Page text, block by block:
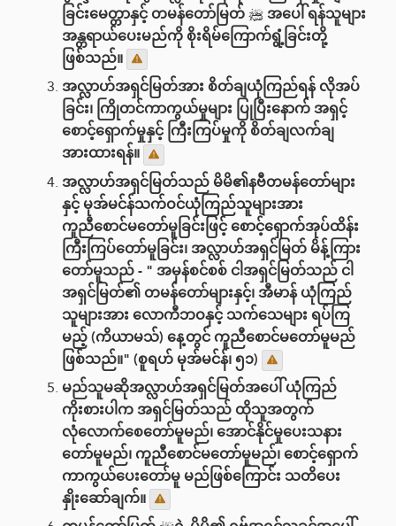
ခြင်းမေတ္တာနှင့် တမန်တော်မြတ် ﷺ အပေါ် ရန်သူများ
အန္တရာယ်ပေးမည်ကို စိုးရိမ်ကြောက်ရွံ့ခြင်းတို့
ဖြစ်သည်။
အလ္လာဟ်အရှင်မြတ်အား စိတ်ချယုံကြည်ရန် လိုအပ်
ခြင်း၊ ကြိုတင်ကာကွယ်မှုများ ပြုပြီးနောက် အရှင့်
စောင့်ရှောက်မှုနှင့် ကြီးကြပ်မှုကို စိတ်ချလက်ချ
အားထားရန်။
အလ္လာဟ်အရှင်မြတ်သည် မိမိ၏နဗီတမန်တော်များ
နှင့် မုအ်မင်န်သက်ဝင်ယုံကြည်သူများအား
ကူညီ‌စောင်မတော်မူခြင်းဖြင့် စောင့်ရှောက်အုပ်ထိန်း
ကြီးကြပ်တော်မူခြင်း၊ အလ္လာဟ်အရှင်မြတ် မိန့်ကြား
တော်မူသည် - " အမှန်စင်စစ် ငါအရှင်မြတ်သည် ငါ
အရှင်မြတ်၏ တမန်တော်များနှင့်၊ အီမာန် ယုံကြည်
သူများအား လောကီဘဝနှင့် သက်သေများ ရပ်ကြ
မည့် (ကိယာမသ်) နေ့တွင် ကူညီစောင်မတော်မူမည်
ဖြစ်သည်။" (စူရဟ် မုအ်မင်န်၊ ၅၁)
မည်သူမဆိုအလ္လာဟ်အရှင်မြတ်အပေါ် ယုံကြည်
ကိုးစားပါက အရှင်မြတ်သည် ထိုသူအတွက်
လုံလောက်စေတော်မူမည်၊ အောင်နိုင်မှုပေးသနား
တော်မူမည်၊ ကူညီစောင်မတော်မူမည်၊ စောင့်ရှောက်
ကာကွယ်ပေးတော်မူ မည်ဖြစ်ကြောင်း သတိပေး
နှိုးဆော်ချက်။